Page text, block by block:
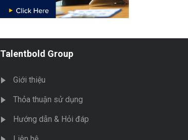
Talentbold Group
Giới thiệu
Thỏa thuận sử dụng
Hướng dẫn & Hỏi đáp